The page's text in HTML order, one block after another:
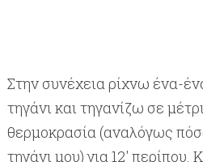
Στην συνέχεια ρίχνω ένα-
τηγάνι και τηγανίζω σε
θερμοκρασία (αναλόγως
τηγάνι μου) για 12′ περίπου.